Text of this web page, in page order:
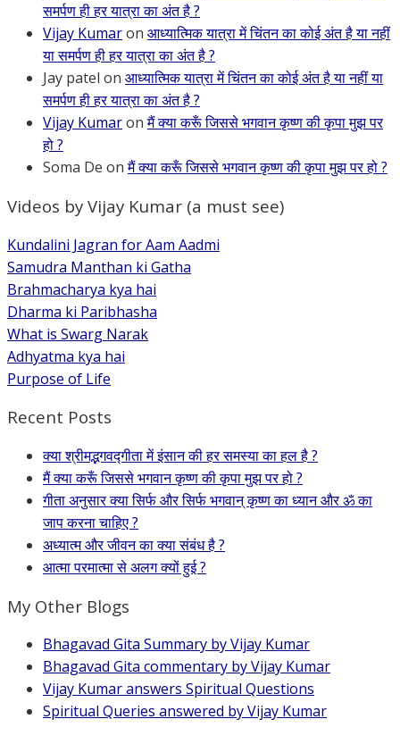
समर्पण ही हर यात्रा का अंत है ?
Vijay Kumaron आध्यात्मिक यात्रा में चिंतन का कोई अंत है या नहीं
या समर्पण ही हर यात्रा का अंत है ?
Jay patel on आध्यात्मिक यात्रा में चिंतन का कोई अंत है या नहीं या
समर्पण ही हर यात्रा का अंत है ?
Vijay Kumaronमैं क्या करूँ जिससे भगवान कृष्ण की कृपा मुझ पर
हो ?
Soma De onमैं क्या करूँ जिससे भगवान कृष्ण की कृपा मुझ पर हो ?
Videos by Vijay Kumar (a must see)
Kundalini Jagran for Aam Aadmi
Samudra Manthan ki Gatha
Brahmacharya kya hai
Dharma ki Paribhasha
What is Swarg Narak
Adhyatma kya hai
Purpose of Life
Recent Posts
क्या श्रीमद्भगवद्गीता में इंसान की हर समस्या का हल है ?
मैं क्या करूँ जिससे भगवान कृष्ण की कृपा मुझ पर हो ?
गीता अनुसार क्या सिर्फ और सिर्फ भगवान् कृष्ण का ध्यान और ॐ का
जाप करना चाहिए ?
अध्यात्म और जीवन का क्या संबंध है ?
आत्मा परमात्मा से अलग क्यों हुई ?
My Other Blogs
Bhagavad Gita Summary by Vijay Kumar
Bhagavad Gita commentary by Vijay Kumar
Vijay Kumar answers Spiritual Questions
Spiritual Queries answered by Vijay Kumar